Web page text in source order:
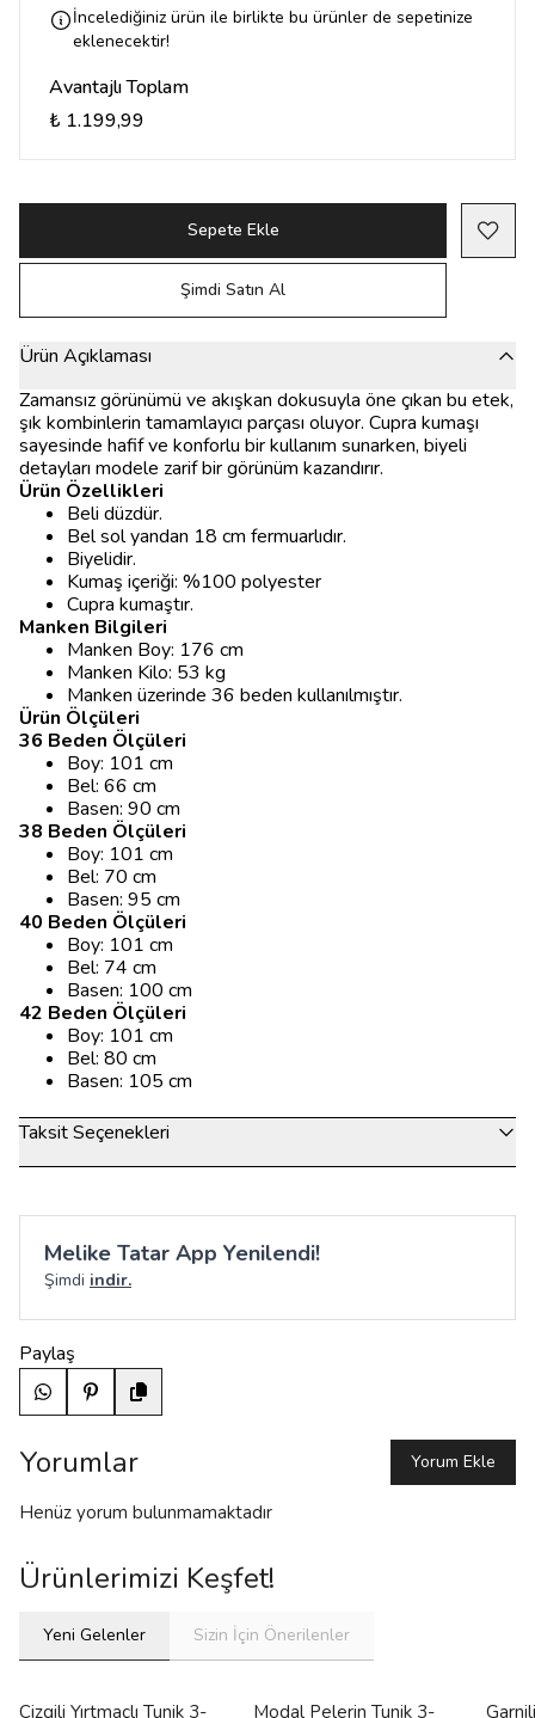
İncelediğiniz ürün ile birlikte bu ürünler de sepetinize
eklenecektir!
Avantajlı Toplam
₺ 1.199,99
Sepete Ekle
Şimdi Satın Al
Ürün Açıklaması
Zamansız görünümü ve akışkan dokusuyla öne çıkan bu etek,
şık kombinlerin tamamlayıcı parçası oluyor. Cupra kumaşı
sayesinde hafif ve konforlu bir kullanım sunarken, biyeli
detayları modele zarif bir görünüm kazandırır.
Ürün Özellikleri
Beli düzdür.
Bel sol yandan 18 cm fermuarlıdır.
Biyelidir.
Kumaş içeriği: %100 polyester
Cupra kumaştır.
Manken Bilgileri
Manken Boy: 176 cm
Manken Kilo: 53 kg
Manken üzerinde 36 beden kullanılmıştır.
Ürün Ölçüleri
36 Beden Ölçüleri
Boy: 101 cm
Bel: 66 cm
Basen: 90 cm
38 Beden Ölçüleri
Boy: 101 cm
Bel: 70 cm
Basen: 95 cm
40 Beden Ölçüleri
Boy: 101 cm
Bel: 74 cm
Basen: 100 cm
42 Beden Ölçüleri
Boy: 101 cm
Bel: 80 cm
Basen: 105 cm
Taksit Seçenekleri
Melike Tatar App Yenilendi!
Şimdi indir.
Paylaş
Yorumlar Yorum Ekle
Henüz yorum bulunmamaktadır
Ürünlerimizi Keşfet!
Yeni Gelenler Sizin İçin Önerilenler
Çizgili Yırtmaçlı Tunik 3- Modal Pelerin Tunik 3-